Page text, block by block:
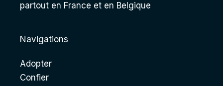
partout en France et en Belgique
Navigations
Adopter
Confier